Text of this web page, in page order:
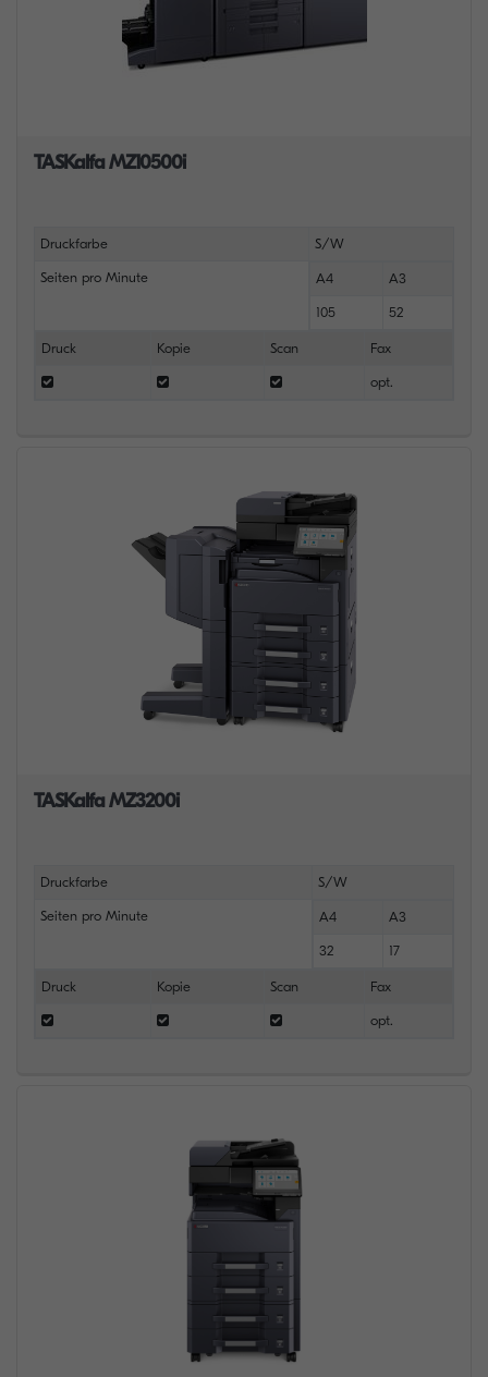
TASKalfa MZ10500i
Druckfarbe S/W
Seiten pro Minute A4 A3
105 52
Druck Kopie Scan Fax
opt.
TASKalfa MZ3200i
Druckfarbe S/W
Seiten pro Minute A4 A3
32 17
Druck Kopie Scan Fax
opt.